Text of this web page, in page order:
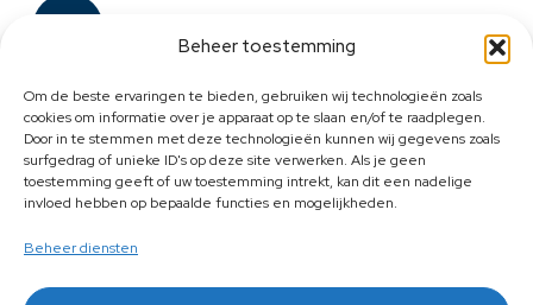
Beheer toestemming
Om de beste ervaringen te bieden, gebruiken wij technologieën zoals
cookies om informatie over je apparaat op te slaan en/of te raadplegen.
Door in te stemmen met deze technologieën kunnen wij gegevens zoals
surfgedrag of unieke ID's op deze site verwerken. Als je geen
toestemming geeft of uw toestemming intrekt, kan dit een nadelige
invloed hebben op bepaalde functies en mogelijkheden.
Beheer diensten